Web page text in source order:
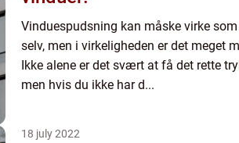
Vinduespudsning kan måske virke
selv, men i virkeligheden er det meget
Ikke alene er det svært at få det rette
men hvis du ikke har d...
18 july 2022